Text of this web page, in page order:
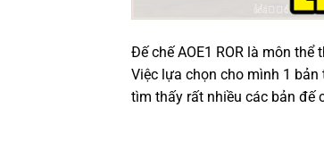
Đế chế AOE1 ROR là môn
Việc lựa chọn cho mình 1 bản
tìm thấy rất nhiều các bản đế